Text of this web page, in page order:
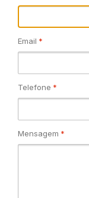
Email
Telefone
Mensagem